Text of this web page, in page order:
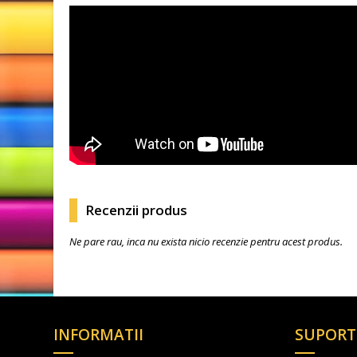
Recenzii produs
Ne pare rau, inca nu exista nicio recenzie pentru acest produs.
INFORMATII